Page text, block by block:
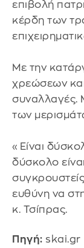
επιβολή
κέρδη των
Με την
χρεώσεων
συναλλαγές.
των
«Είναι
δύσκολο
ευθύνη να
κ. Τσίπρας.
Πηγή: skai.gr